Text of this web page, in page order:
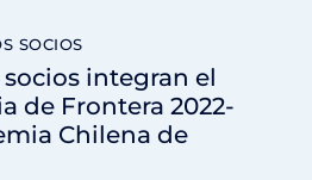
SOCIOS
integran el
de Frontera 2022-
Chilena de